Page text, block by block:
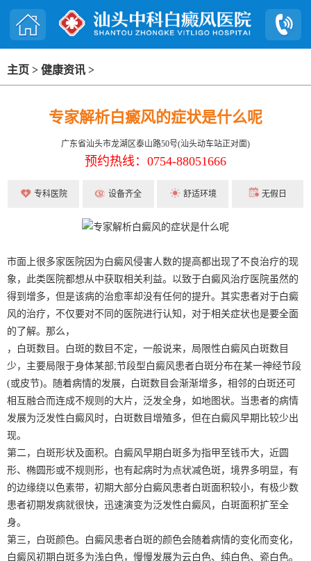
主页 > 健康资讯 >
专家解析白癜风的症状是什么呢
广东省汕头市龙湖区泰山路50号(汕头动车站正对面)
预约热线：0754-88051666
专科医院 设备齐全 舒适环境 无假日
市面上很多家医院因为白癜风侵害人数的提高都出现了不良治疗的现
象，此类医院都想从中获取相关利益。以致于白癜风治疗医院虽然的
得到增多，但是该病的治愈率却没有任何的提升。其实患者对于白癜
风的治疗，不仅要对不同的医院进行认知，对于相关症状也是要全面
的了解。那么，
，白斑数目。白斑的数目不定，一般说来，局限性白癜风白斑数目
少，主要局限于身体某部;节段型白癜风患者白斑分布在某一神经节段
(或皮节)。随着病情的发展，白斑数目会渐渐增多，相邻的白斑还可
相互融合而连成不规则的大片，泛发全身，如地图状。当患者的病情
发展为泛发性白癜风时，白斑数目增殖多，但在白癜风早期比较少出
现。
第二，白斑形状及面积。白癜风早期白斑多为指甲至钱币大，近圆
形、椭圆形或不规则形，也有起病时为点状减色斑，境界多明显，有
的边缘绕以色素带，初期大部分白癜风患者白斑面积较小，有极少数
患者初期发病就很快，迅速演变为泛发性白癜风，白斑面积扩至全
身。
第三，白斑颜色。白癜风患者白斑的颜色会随着病情的变化而变化，
白癜风初期白斑多为浅白色，慢慢发展为云白色、纯白色、瓷白色。